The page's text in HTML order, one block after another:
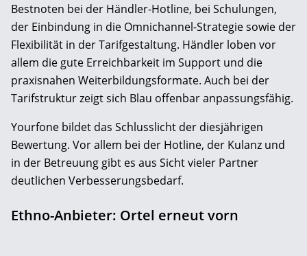
Bestnoten bei der Händler-Hotline, bei Schulungen,
der Einbindung in die Omnichannel-Strategie sowie der
Flexibilität in der Tarifgestaltung. Händler loben vor
allem die gute Erreichbarkeit im Support und die
praxisnahen Weiterbildungsformate. Auch bei der
Tarifstruktur zeigt sich Blau offenbar anpassungsfähig.
Yourfone bildet das Schlusslicht der diesjährigen
Bewertung. Vor allem bei der Hotline, der Kulanz und
in der Betreuung gibt es aus Sicht vieler Partner
deutlichen Verbesserungsbedarf.
Ethno-Anbieter: Ortel erneut vorn